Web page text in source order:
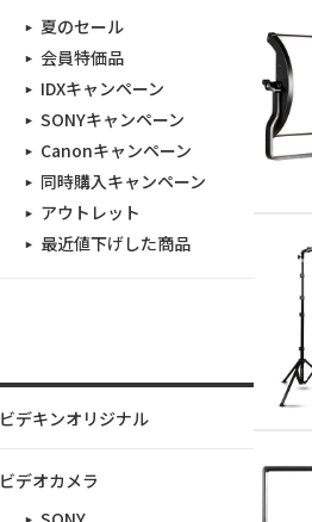
夏のセール
会員特価品
IDXキャンペーン
SONYキャンペーン
Canonキャンペーン
同時購入キャンペーン
アウトレット
最近値下げした商品
ビデキンオリジナル
ビデオカメラ